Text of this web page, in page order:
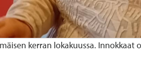
kerran lokakuussa.